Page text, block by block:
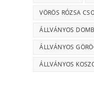
VÖRÖS RÓZSA
ÁLLVÁNYOS
ÁLLVÁNYOS
ÁLLVÁNYOS